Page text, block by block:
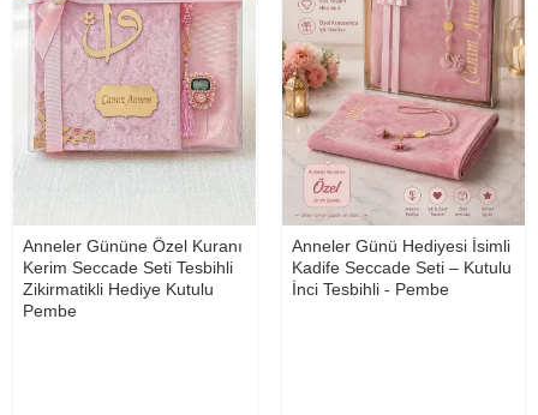
Anneler Gününe Özel Kuranı
Kerim Seccade Seti Tesbihli
Zikirmatikli Hediye Kutulu
Pembe
Anneler Günü Hediyesi İsimli
Kadife Seccade Seti – Kutulu
İnci Tesbihli - Pembe